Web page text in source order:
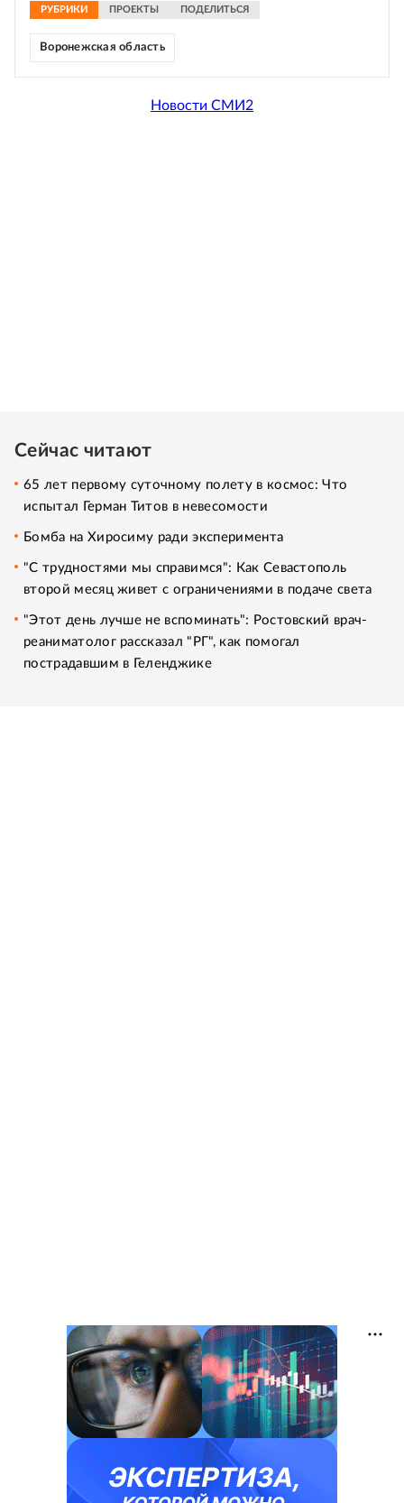
РУБРИКИ ПРОЕКТЫ ПОДЕЛИТЬСЯ
Воронежская область
Новости СМИ2
Сейчас читают
65 лет первому суточному полету в космос: Что
испытал Герман Титов в невесомости
Бомба на Хиросиму ради эксперимента
"С трудностями мы справимся": Как Севастополь
второй месяц живет с ограничениями в подаче света
"Этот день лучше не вспоминать": Ростовский врач-
реаниматолог рассказал "РГ", как помогал
пострадавшим в Геленджике